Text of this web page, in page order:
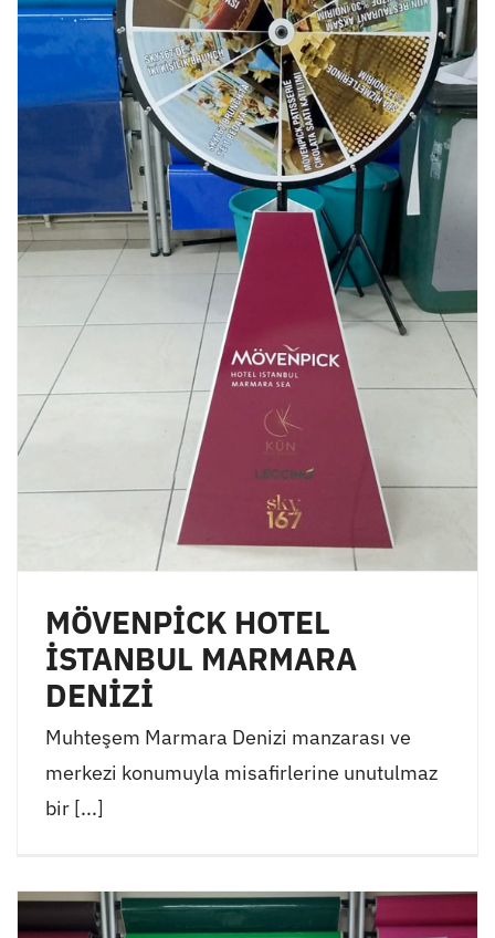
MÖVENPİCK HOTEL
İSTANBUL MARMARA
DENİZİ
Muhteşem Marmara Denizi manzarası ve
merkezi konumuyla misafirlerine unutulmaz
bir [...]